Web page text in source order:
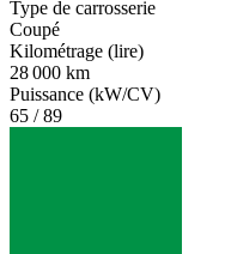
Type de carrosserie
Coupé
Kilométrage (lire)
28 000 km
Puissance (kW/CV)
65 / 89